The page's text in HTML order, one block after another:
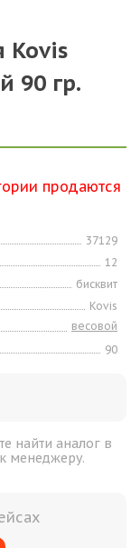
Kovis
90 гр.
продаются
37129
12
бисквит
Kovis
весовой
90
найти аналог в
менеджеру.